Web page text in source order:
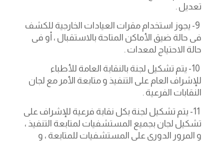
تعديل .
9- يجوز استخدام مقرات العيادات الخارجية للكشف
فى حالة ضيق الأماكن المتاحة بالاستقبال ، أو فى
حالة الاحتياج لمعدات .
10- يتم تشكيل لجنة بالنقابة العامة للأطباء
للإشراف العام على التنفيذ و متابعة الأمر مع لجان
النقابات الفرعية .
11- يتم تشكيل لجنة بكل نقابة فرعية للإشراف على
تشكيل لجان بجميع المستشفيات لمتابعة التنفيذ ،
و المرور الدورى على المستشفيات للمتابعة ، و